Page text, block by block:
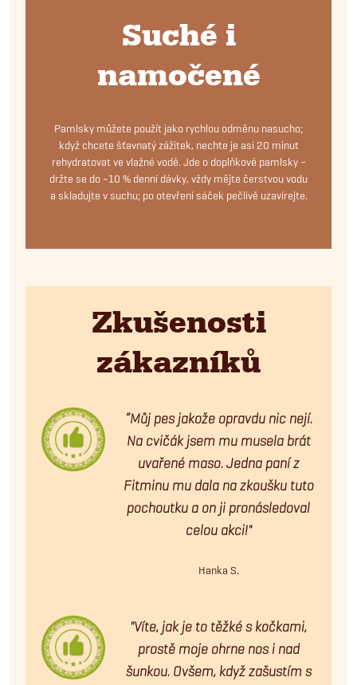
Suché i
namočené
Pamlsky můžete použít jako rychlou odměnu nasucho;
když chcete šťavnatý zážitek, nechte je asi 20 minut
rehydratovat ve vlažné vodě. Jde o doplňkové pamlsky –
držte se do ~10 % denní dávky, vždy mějte čerstvou vodu
a skladujte v suchu; po otevření sáček pečlivě uzavírejte.
Zkušenosti
zákazníků
”Můj pes jakože opravdu nic nejí.
Na cvičák jsem mu musela brát
uvařené maso. Jedna paní z
Fitminu mu dala na zkoušku tuto
pochoutku a on ji pronásledoval
celou akci!"
Hanka S.
"Víte, jak je to těžké s kočkami,
prostě moje ohrne nos i nad
šunkou. Ovšem, když zašustím s